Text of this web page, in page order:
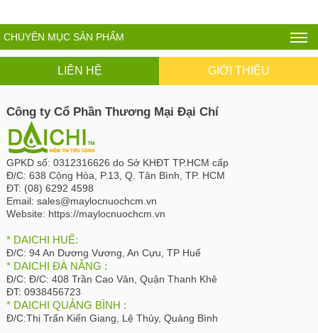
CHUYÊN MỤC SẢN PHẨM
LIÊN HỆ GIỚI THIỆU
Công ty Cổ Phần Thương Mại Đại Chí
GPKD số: 0312316626 do Sở KHĐT TP.HCM cấp
Đ/C: 638 Cộng Hòa, P.13, Q. Tân Bình, TP. HCM
ĐT: (08) 6292 4598
Email: sales@maylocnuochcm.vn
Website: https://maylocnuochcm.vn
* DAICHI HUẾ:
Đ/C: 94 An Dương Vương, An Cựu, TP Huế
* DAICHI ĐÀ NẴNG :
Đ/C: Đ/C: 408 Trần Cao Vân, Quận Thanh Khê
ĐT: 0938456723
* DAICHI QUẢNG BÌNH :
Đ/C:Thị Trấn Kiến Giang, Lệ Thủy, Quảng Bình